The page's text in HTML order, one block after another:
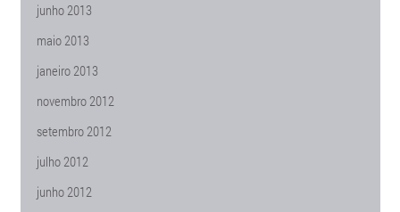
junho 2013
maio 2013
janeiro 2013
novembro 2012
setembro 2012
julho 2012
junho 2012